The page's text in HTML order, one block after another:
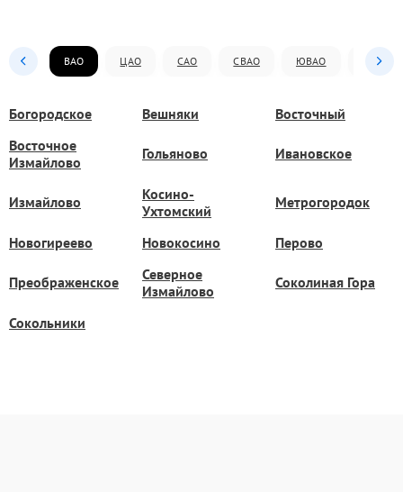
ВАО ЦАО САО СВАО ЮВАО ЮАО
Богородское Вешняки
Восточный
Восточное
Измайлово
Гольяново Ивановское
Измайлово
Косино-
Ухтомский
Метрогородок
Новогиреево Новокосино Перово
Преображенское
Северное
Измайлово
Соколиная Гора
Сокольники